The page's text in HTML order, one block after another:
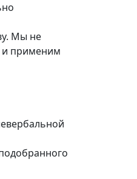
Мы не
и применим